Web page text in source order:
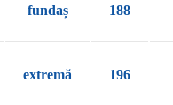
fundaș 188
extremă 196